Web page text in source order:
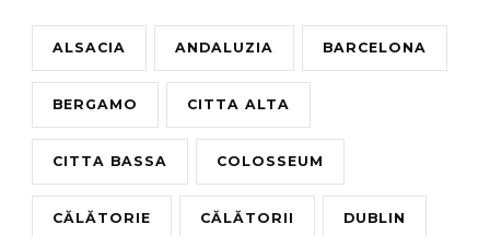
ALSACIA ANDALUZIA BARCELONA
BERGAMO CITTA ALTA
CITTA BASSA COLOSSEUM
CĂLĂTORIE CĂLĂTORII DUBLIN